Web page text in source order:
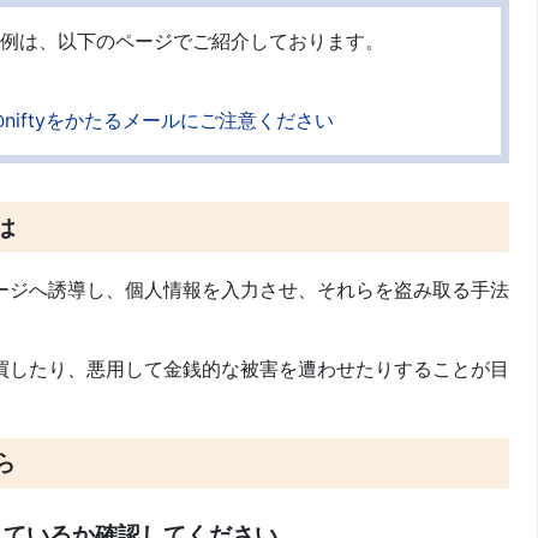
は、以下のページでご紹介しております。
をかたるメールにご注意ください
へ誘導し、個人情報を入力させ、それらを盗み取る手法
たり、悪用して金銭的な被害を遭わせたりすることが目